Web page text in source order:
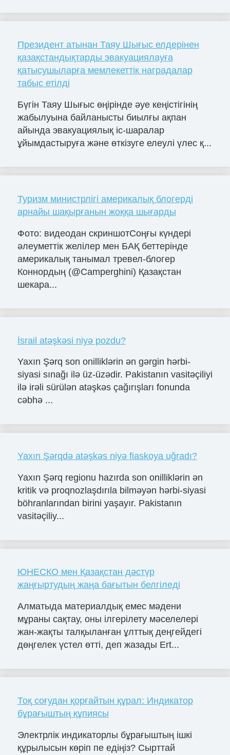
Президент атынан Таяу Шығыс елдерінен
қазақстандықтарды эвакуациялауға
қатысушыларға мемлекеттік наградалар
табыс етілді
Бүгін Таяу Шығыс өңірінде әуе кеңістігінің
жабылуына байланысты биылғы ақпан
айында эвакуациялық іс-шаралар
ұйымдастыруға және өткізуге елеулі үлес қ...
Туризм министрлігі америкалық блогерді
арнайы шақырғанын жоққа шығарды
Фото: видеодан скриншотСоңғы күндері
әлеуметтік желілер мен БАҚ беттерінде
америкалық танымал тревел-блогер
Коннордың (@Camperghini) Қазақстан
шекара...
İsrail atəşkəsi niyə pozdu?
Yaxın Şərq son onilliklərin ən gərgin hərbi-
siyasi sınağı ilə üz-üzədir. Pakistanın vasitəçiliyi
ilə irəli sürülən atəşkəs çağırışları fonunda
cəbhə ...
Yaxın Şərqdə atəşkəs niyə fiaskoya uğradı?
Yaxın Şərq regionu hazırda son onilliklərin ən
kritik və proqnozlaşdırıla bilməyən hərbi-siyasi
böhranlarından birini yaşayır. Pakistanın
vasitəçiliy...
ЮНЕСКО мен Қазақстан дәстүр
жаңғыртудың жаңа бағытын белгіледі
Алматыда материалдық емес мәдени
мұраны сақтау, оны ілгерілету мәселелері
жан-жақты талқыланған ұлттық деңгейдегі
дөңгелек үстел өтті, деп жазады Ert...
Тоқ соғудан қорғайтын құрал: Индикатор
бұрағыштың құпиясы
Электрлік индикаторлы бұрағыштың ішкі
құрылысын көріп пе едіңіз? Сырттай